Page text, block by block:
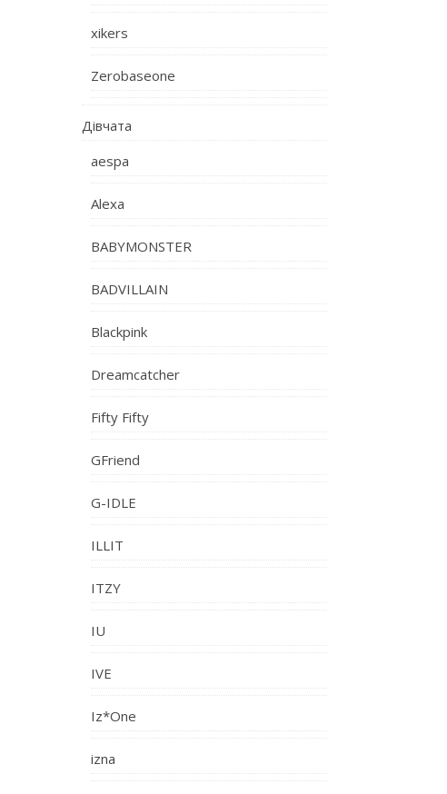
xikers
Zerobaseone
Дівчата
aespa
Alexa
BABYMONSTER
BADVILLAIN
Blackpink
Dreamcatcher
Fifty Fifty
GFriend
G-IDLE
ILLIT
ITZY
IU
IVE
Iz*One
izna